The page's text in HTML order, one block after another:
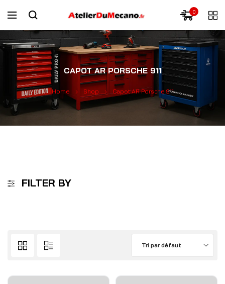
0
CAPOT AR PORSCHE 911
Home Shop Capot AR Porsche 911
FILTER BY
Tri par défaut